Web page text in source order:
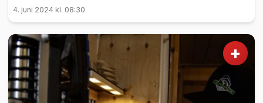
4. juni 2024 kl. 08:30
+